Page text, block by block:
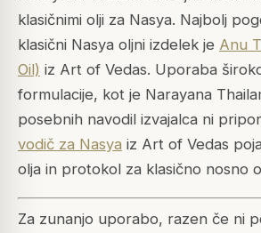
klasičnimi olji za Nasya. Najbolj
klasični Nasya oljni izdelek je Anu
Oil) iz Art of Vedas. Uporaba
formulacije, kot je Narayana
posebnih navodil izvajalca ni
vodič za Nasya iz Art of Vedas
olja in protokol za klasično nosno
Za zunanjo uporabo, razen če ni